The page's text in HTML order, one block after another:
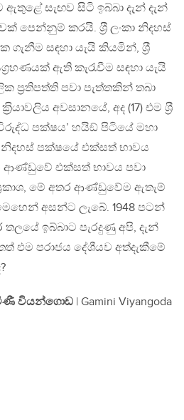
සැඟව සිටි ඉබ්බා දැන් දැන්
පෙන්නුම් කරයි. ශ‍්‍රී ලංකා නිදහස්
ගැනීම සඳහා යැයි කියමින්, ශ‍්‍රී
ඇති කැරැවීම සඳහා යැයි
ප‍්‍රතිපත්ති පවා පැත්තකින් තබා
අවසානයේ, අද (17) එම ශ‍්‍රී
පක්ෂය’ හයිඞ් පිටියේ මහා
නිදහස් පක්ෂයේ එක්සත් භාවය
එක්සත් භාවය පවා
මේ අතර ආණ්ඩුවේම ඇතැම්
අසන්ට ලැබේ. 1948 පටන්
ඉබ්බාට පැරදුණු අපි, දැන්
එම පරාජය දේශීයව අත්දැකීමේ
වියන්ගොඩ | Gamini Viyangoda